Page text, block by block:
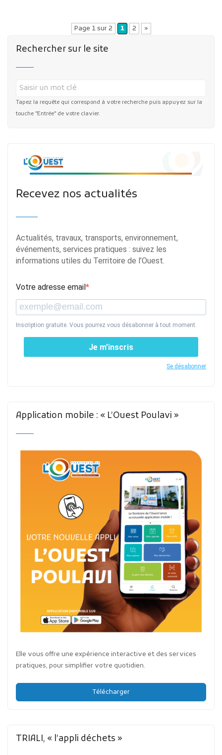
Page 1 sur 2 1 2 »
Rechercher sur le site
Tapez la requête qui correspond à votre recherche puis appuyez sur la
touche "Entrée" de votre clavier.
Recevez nos actualités
Actualités, travaux, transports, environnement,
événements, services pratiques : suivez les
informations utiles du Territoire de l’Ouest.
Votre adresse email
Inscription gratuite. Vous pourrez vous désabonner à tout moment.
Je m’inscris
Se désabonner
Application mobile : « L’Ouest Poulavi »
Elle vous offre une expérience interactive et des services
pratiques, pour simplifier votre quotidien.
Télécharger
TRIALI, « l’appli déchets »